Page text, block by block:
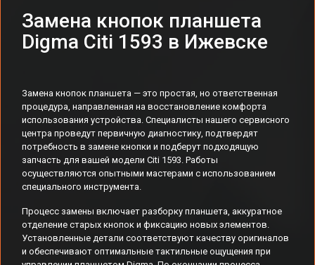
Замена кнопок планшета
Digma Citi 1593 в Ижевске
Замена кнопок планшета — это простая, но ответственная
процедура, направленная на восстановление комфорта
использования устройства. Специалисты нашего сервисного
центра проведут первичную диагностику, подтвердят
потребность в замене кнопки и подберут подходящую
запчасть для вашей модели Citi 1593. Работы
осуществляются опытными мастерами с использованием
специального инструмента.
Процесс замены включает разборку планшета, аккуратное
отделение старых кнопок и фиксацию новых элементов.
Установленные детали соответствуют качеству оригиналов
и обеспечивают оптимальные тактильные ощущения при